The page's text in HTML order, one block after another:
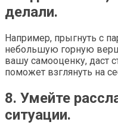
делали.
Например, прыгнуть с
небольшую горную
вашу самооценку, даст
поможет взглянуть на
8. Умейте
ситуации.